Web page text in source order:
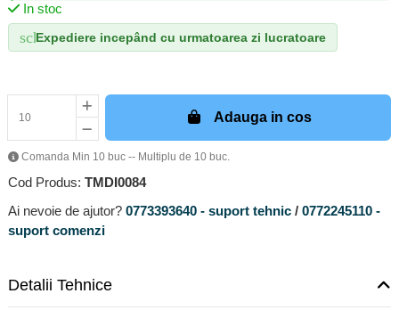
Adauga in cos
Comanda Min 10 buc -- Multiplu de 10 buc.
In stoc
schedule
Expediere incepând cu urmatoarea zi lucratoare
Cod Produs: TMDI0084
Ai nevoie de ajutor? 0773393640 - suport tehnic / 0772245110 -
suport comenzi
Detalii Tehnice